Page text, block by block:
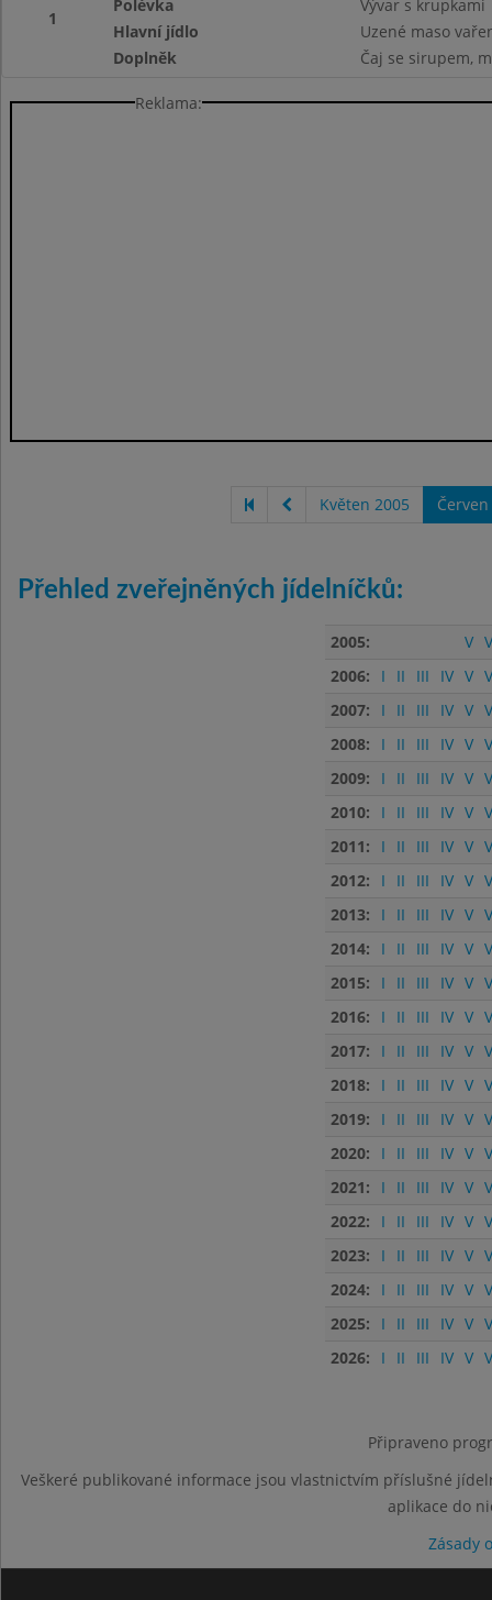
1
Polévka
Vývar s krupkami
Hlavní jídlo
Uzené maso
Doplněk
Čaj se sirupem,
Reklama:
Květen 2005
Přehled zveřejněných jídelníčků:
2005: V
2006:
I II III IV V
2007:
I II III IV V
2008:
I II III IV V
2009:
I II III IV V
2010:
I II III IV V
2011:
I II III IV V
2012:
I II III IV V
2013:
I II III IV V
2014:
I II III IV V
2015:
I II III IV V
2016:
I II III IV V
2017:
I II III IV V
2018:
I II III IV V
2019:
I II III IV V
2020:
I II III IV V
2021:
I II III IV V
2022:
I II III IV V
2023:
I II III IV V
2024:
I II III IV V
2025:
I II III IV V
2026:
I II III IV V
Připraveno
Veškeré publikované informace jsou vlastnictvím příslušné
aplikace do
Zásady